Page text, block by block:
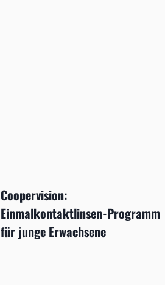
Coopervision:
Einmalkontaktlinsen-Programm
für junge Erwachsene